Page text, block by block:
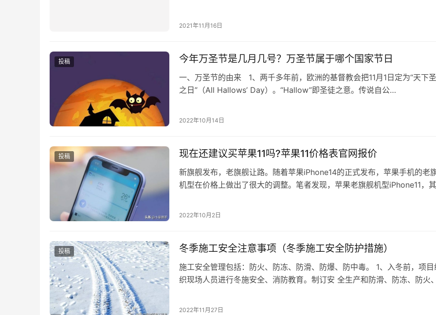
2021年11月16日
投稿 今年万圣节是几月几号？万圣节属于哪个国家节日
一、万圣节的由来 1、两千多年前，欧洲的基督教会把11月1日定为“天下
之日”（All Hallows’ Day）。“Hallow”即圣徒之意。传说自公…
2022年10月14日
投稿 现在还建议买苹果11吗?苹果11价格表官网报价
新旗舰发布，老旗舰让路。随着苹果iPhone14的正式发布，苹果手机的老
机型在价格上做出了很大的调整。笔者发现，苹果老旗舰机型iPhone11，
2022年10月2日
投稿 冬季施工安全注意事项（冬季施工安全防护措施）
施工安全管理包括：防火、防冻、防滑、防爆、防中毒。 1、入冬前，项目
织现场人员进行冬施安全、消防教育。制订安 全生产和防滑、防冻、防火
2022年11月27日